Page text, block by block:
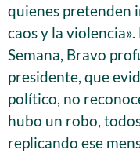
quienes pretenden
caos y la
Semana, Bravo
presidente, que
político, no
hubo un robo,
replicando ese